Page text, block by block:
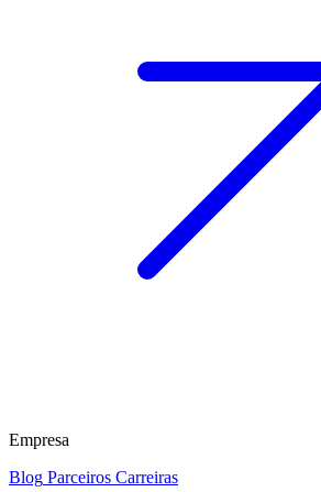
Empresa
Blog Parceiros Carreiras